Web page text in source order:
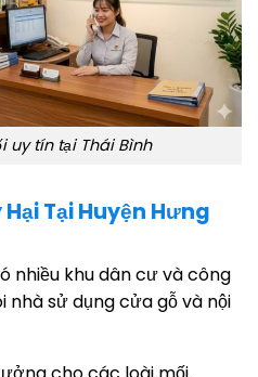
uy tín tại Thái Bình
Tại Huyện Hưng
nhiều khu dân cư và công
nhà sử dụng cửa gỗ và nội